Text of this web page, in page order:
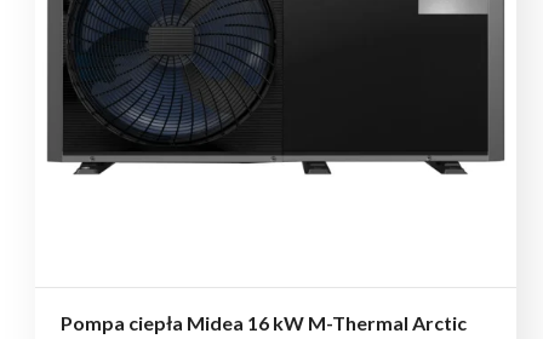
Pompa ciepła Midea 16 kW M-Thermal Arctic